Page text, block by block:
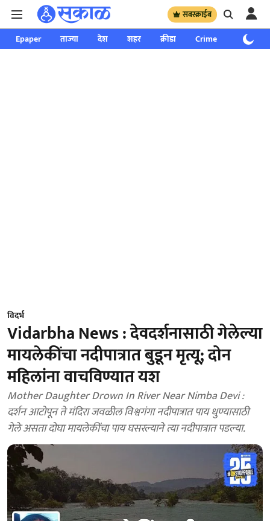
सबस्क्राईब
Epaper ताज्या देश शहर क्रीडा Crime साप्ताहिक
विदर्भ
Vidarbha News : देवदर्शनासाठी गेलेल्या
मायलेकींचा नदीपात्रात बुडून मृत्यू; दोन
महिलांना वाचविण्यात यश
Mother Daughter Drown In River Near Nimba Devi :
दर्शन आटोपून ते मंदिरा जवळील विश्वगंगा नदीपात्रात पाय धुण्यासाठी
गेले असता दोघा मायलेकींचा पाय घसरल्याने त्या नदीपात्रात पडल्या.